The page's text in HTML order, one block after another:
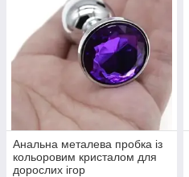
Анальна металева пробка із
кольоровим кристалом для
дорослих ігор